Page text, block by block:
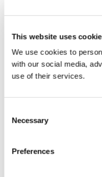
This website uses
We use cookies to
with our social media,
use of their services.
Selection
Necessary
Preferences